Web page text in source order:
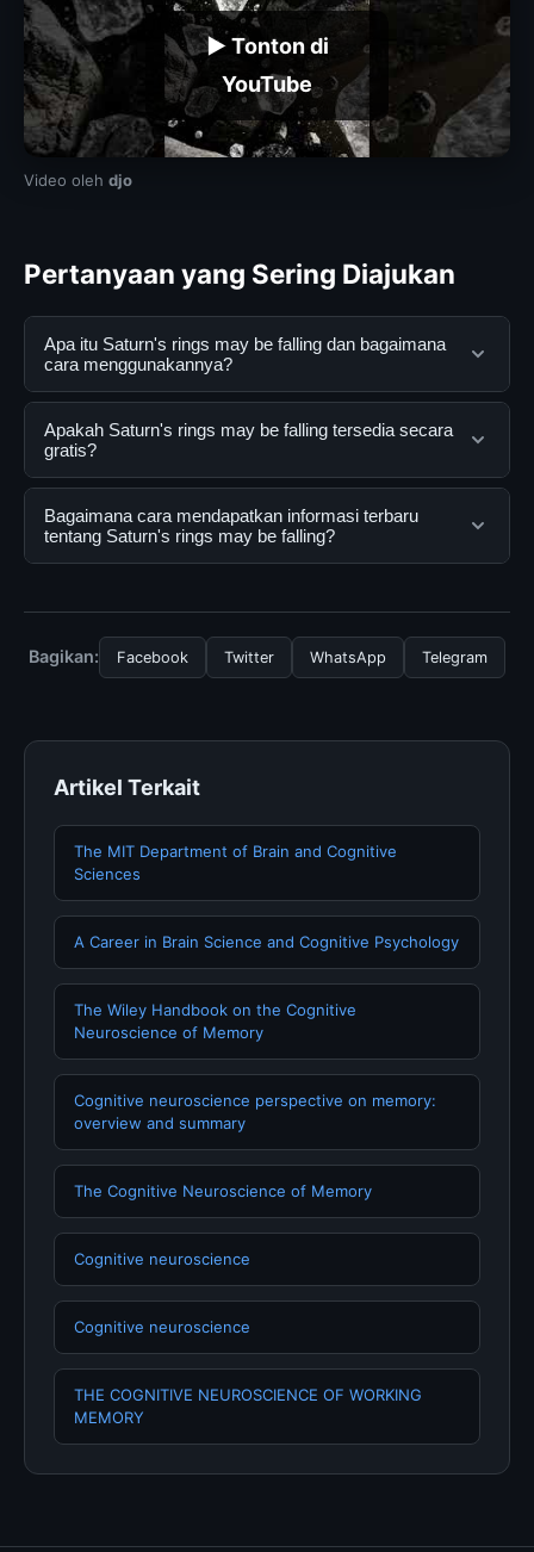
▶ Tonton di
YouTube
Video oleh djo
Pertanyaan yang Sering Diajukan
Apa itu Saturn's rings may be falling dan bagaimana
cara menggunakannya?
Saturn's rings may be falling adalah layanan digital yang
dirancang untuk membantu pengguna mendapatkan
informasi lengkap dan terpercaya. Anda dapat
menggunakannya dengan mengunjungi situs resmi dan
mengikuti panduan yang tersedia.
Apakah Saturn's rings may be falling tersedia secara
gratis?
Ya, Saturn's rings may be falling dapat diakses secara
gratis oleh semua pengguna. Tidak ada biaya
tersembunyi atau langganan yang diperlukan untuk
Bagaimana cara mendapatkan informasi terbaru
tentang Saturn's rings may be falling?
resmi kami secara berkala. Kami selalu memperbarui
konten dengan informasi terkini dan terpercaya.
Bagikan: Facebook Twitter WhatsApp Telegram
Artikel Terkait
The MIT Department of Brain and Cognitive
Sciences
A Career in Brain Science and Cognitive Psychology
The Wiley Handbook on the Cognitive
Neuroscience of Memory
Cognitive neuroscience perspective on memory:
overview and summary
The Cognitive Neuroscience of Memory
Cognitive neuroscience
Cognitive neuroscience
THE COGNITIVE NEUROSCIENCE OF WORKING
MEMORY